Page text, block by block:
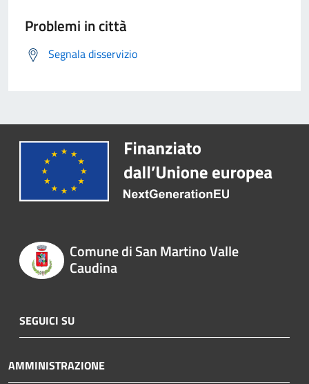
Problemi in città
Segnala disservizio
Comune di San Martino Valle
Caudina
SEGUICI SU
AMMINISTRAZIONE